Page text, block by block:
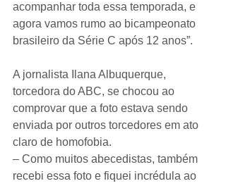
acompanhar toda essa temporada, e
agora vamos rumo ao bicampeonato
brasileiro da Série C após 12 anos”.
A jornalista Ilana Albuquerque,
torcedora do ABC, se chocou ao
comprovar que a foto estava sendo
enviada por outros torcedores em ato
claro de homofobia.
– Como muitos abecedistas, também
recebi essa foto e fiquei incrédula ao